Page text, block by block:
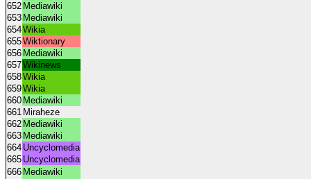
652 Mediawiki
653 Mediawiki
654Wikia
655Wiktionary
656 Mediawiki
657Wikinews
658Wikia
659Wikia
660 Mediawiki
661 Miraheze
662 Mediawiki
663 Mediawiki
664 Uncyclomedia
665 Uncyclomedia
666 Mediawiki